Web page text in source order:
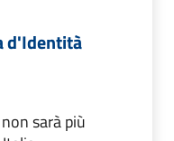
d'Identità
sarà più